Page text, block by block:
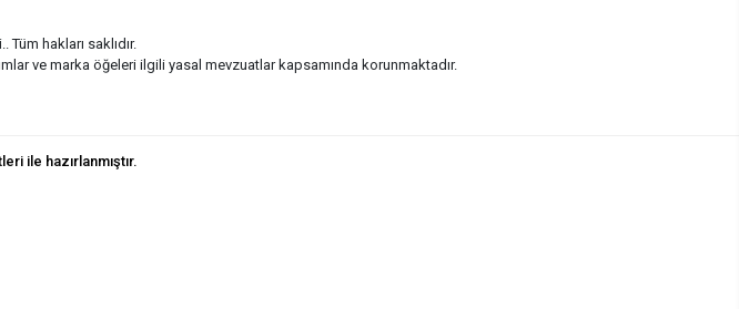
hakları saklıdır.
ve marka öğeleri ilgili yasal mevzuatlar kapsamında korunmaktadır.
ile hazırlanmıştır.